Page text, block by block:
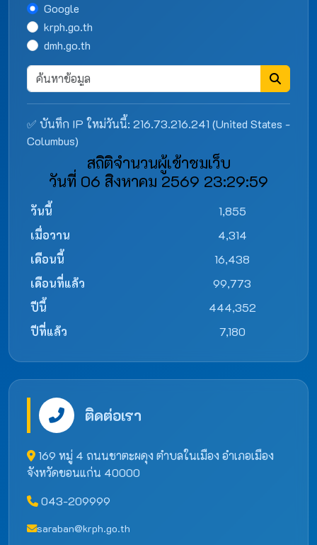
Google
krph.go.th
dmh.go.th
✅ บันทึก IP ใหม่วันนี้: 216.73.216.241 (United States -
Columbus)
สถิติจำนวนผู้เข้าชมเว็บ
วันที่ 06 สิงหาคม 2569 23:29:59
วันนี้
1,855
เมื่อวาน
4,314
เดือนนี้
16,438
เดือนที่แล้ว
99,773
ปีนี้
444,352
ปีที่แล้ว
7,180
ติดต่อเรา
169 หมู่ 4 ถนนชาตะผดุง ตำบลในเมือง อำเภอเมือง
จังหวัดขอนแก่น 40000
043-209999
saraban@krph.go.th